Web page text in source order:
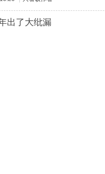
出了大纰漏